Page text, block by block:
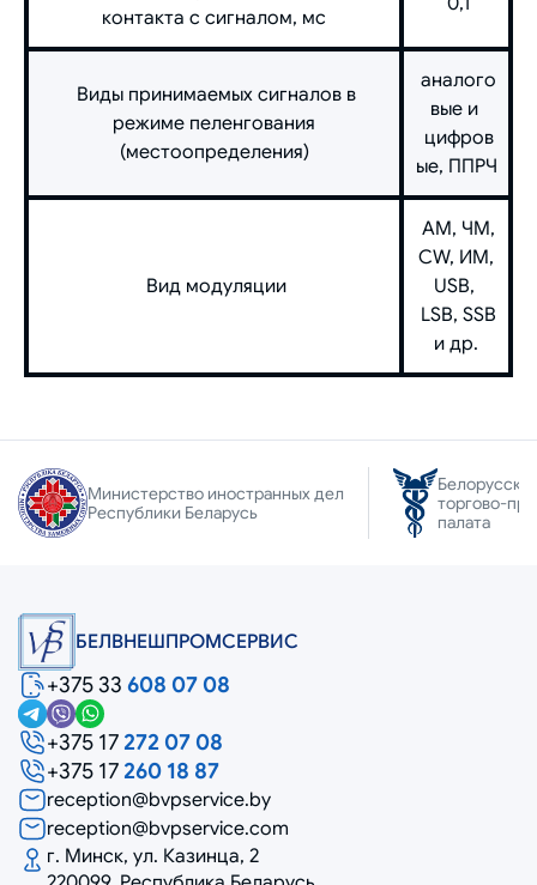
контакта с сигналом, мс
Виды принимаемых сигналов в
режиме пеленгования
(местоопределения)
аналого
вые и
цифров
ые, ППРЧ
Вид модуляции
АМ, ЧМ,
CW, ИМ,
USB,
LSB, SSB
и др.
Министерство иностранных дел
Республики Беларусь
Белорусская
торгово-
палата
БЕЛВНЕШПРОМСЕРВИС
+375 33 608 07 08
+375 17 272 07 08
+375 17 260 18 87
reception@bvpservice.by
reception@bvpservice.com
г. Минск, ул. Казинца, 2